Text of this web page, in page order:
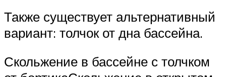
Также существует альтернативный
вариант: толчок от дна бассейна.
Скольжение в бассейне с толчком